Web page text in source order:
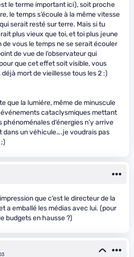
le terme important ici), soit proche
le temps s’écoule à la même vitesse
serait resté sur terre. Mais si tu
plus vieux que toi, et toi plus jeune
de vous le temps ne se serait écouler
de vue de l’observateur qui
que cet effet soit visible, vous
mort de vieillesse tous les 2 :)
que la lumiére, même de minuscule
cataclysmiques mettant
d’énergies n’y arrive
dans un véhicule….je voudrais pas
que c’est le directeur de la
a emballé les médias avec lui. (pour
budgets en hausse ?)